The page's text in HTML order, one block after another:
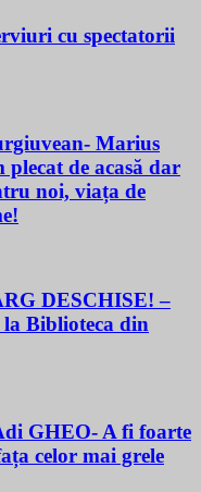
cu spectatorii
Marius
de acasă dar
noi, viața de
DESCHISE! –
Biblioteca din
GHEO- A fi foarte
celor mai grele